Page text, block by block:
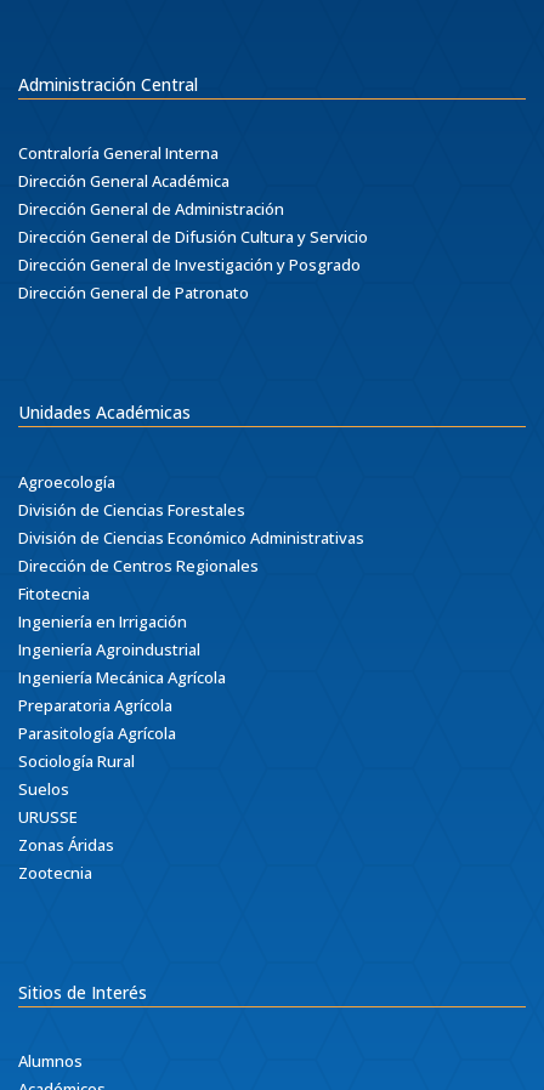
Administración Central
Contraloría General Interna
Dirección General Académica
Dirección General de Administración
Dirección General de Difusión Cultura y Servicio
Dirección General de Investigación y Posgrado
Dirección General de Patronato
Unidades Académicas
Agroecología
División de Ciencias Forestales
División de Ciencias Económico Administrativas
Dirección de Centros Regionales
Fitotecnia
Ingeniería en Irrigación
Ingeniería Agroindustrial
Ingeniería Mecánica Agrícola
Preparatoria Agrícola
Parasitología Agrícola
Sociología Rural
Suelos
URUSSE
Zonas Áridas
Zootecnia
Sitios de Interés
Alumnos